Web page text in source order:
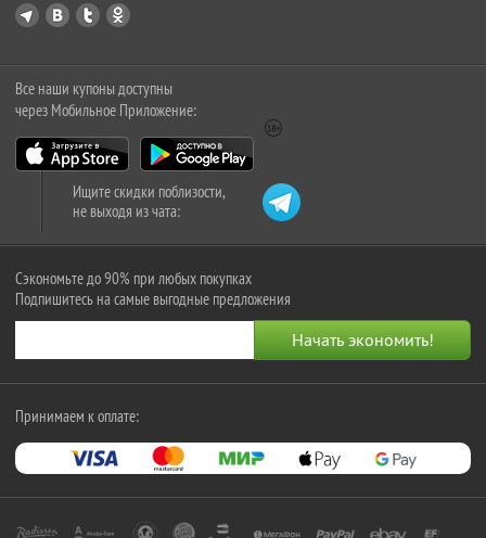
Все наши купоны доступны
через Мобильное Приложение:
Ищите скидки поблизости,
не выходя из чата:
Сэкономьте до 90% при любых покупках
Подпишитесь на самые выгодные предложения
Принимаем к оплате: